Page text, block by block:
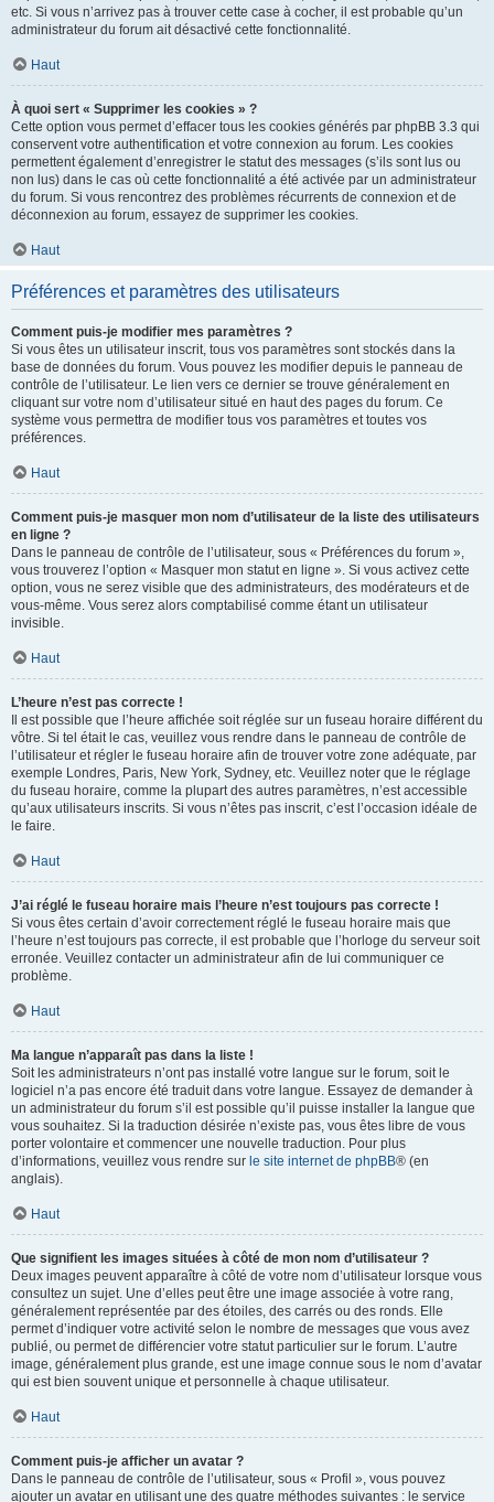
etc. Si vous n’arrivez pas à trouver cette case à cocher, il est probable qu’un
administrateur du forum ait désactivé cette fonctionnalité.
Haut
À quoi sert « Supprimer les cookies » ?
Cette option vous permet d’effacer tous les cookies générés par phpBB 3.3 qui
conservent votre authentification et votre connexion au forum. Les cookies
permettent également d’enregistrer le statut des messages (s’ils sont lus ou
non lus) dans le cas où cette fonctionnalité a été activée par un administrateur
du forum. Si vous rencontrez des problèmes récurrents de connexion et de
déconnexion au forum, essayez de supprimer les cookies.
Haut
Préférences et paramètres des utilisateurs
Comment puis-je modifier mes paramètres ?
Si vous êtes un utilisateur inscrit, tous vos paramètres sont stockés dans la
base de données du forum. Vous pouvez les modifier depuis le panneau de
contrôle de l’utilisateur. Le lien vers ce dernier se trouve généralement en
cliquant sur votre nom d’utilisateur situé en haut des pages du forum. Ce
système vous permettra de modifier tous vos paramètres et toutes vos
préférences.
Haut
Comment puis-je masquer mon nom d’utilisateur de la liste des utilisateurs
en ligne ?
Dans le panneau de contrôle de l’utilisateur, sous « Préférences du forum »,
vous trouverez l’option « Masquer mon statut en ligne ». Si vous activez cette
option, vous ne serez visible que des administrateurs, des modérateurs et de
vous-même. Vous serez alors comptabilisé comme étant un utilisateur
invisible.
Haut
L’heure n’est pas correcte !
Il est possible que l’heure affichée soit réglée sur un fuseau horaire différent du
vôtre. Si tel était le cas, veuillez vous rendre dans le panneau de contrôle de
l’utilisateur et régler le fuseau horaire afin de trouver votre zone adéquate, par
exemple Londres, Paris, New York, Sydney, etc. Veuillez noter que le réglage
du fuseau horaire, comme la plupart des autres paramètres, n’est accessible
qu’aux utilisateurs inscrits. Si vous n’êtes pas inscrit, c’est l’occasion idéale de
le faire.
Haut
J’ai réglé le fuseau horaire mais l’heure n’est toujours pas correcte !
Si vous êtes certain d’avoir correctement réglé le fuseau horaire mais que
l’heure n’est toujours pas correcte, il est probable que l’horloge du serveur soit
erronée. Veuillez contacter un administrateur afin de lui communiquer ce
problème.
Haut
Ma langue n’apparaît pas dans la liste !
Soit les administrateurs n’ont pas installé votre langue sur le forum, soit le
logiciel n’a pas encore été traduit dans votre langue. Essayez de demander à
un administrateur du forum s’il est possible qu’il puisse installer la langue que
vous souhaitez. Si la traduction désirée n’existe pas, vous êtes libre de vous
porter volontaire et commencer une nouvelle traduction. Pour plus
d’informations, veuillez vous rendre sur le site internet de phpBB® (en
anglais).
Haut
Que signifient les images situées à côté de mon nom d’utilisateur ?
Deux images peuvent apparaître à côté de votre nom d’utilisateur lorsque vous
consultez un sujet. Une d’elles peut être une image associée à votre rang,
généralement représentée par des étoiles, des carrés ou des ronds. Elle
permet d’indiquer votre activité selon le nombre de messages que vous avez
publié, ou permet de différencier votre statut particulier sur le forum. L’autre
image, généralement plus grande, est une image connue sous le nom d’avatar
qui est bien souvent unique et personnelle à chaque utilisateur.
Haut
Comment puis-je afficher un avatar ?
Dans le panneau de contrôle de l’utilisateur, sous « Profil », vous pouvez
ajouter un avatar en utilisant une des quatre méthodes suivantes : le service